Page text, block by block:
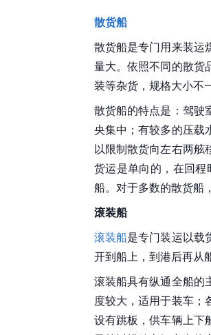
散货船
散货船是专门用来装运
量大。依照不同的散货
装等杂货，规格大小不
散货船的特点是：驾驶
央集中；有较多的压载
以限制散货向左右两舷
货运是单向的，在回
船。对于多数的散货船
滚装船
滚装船是专门装运以载
开到船上，到港后再从
滚装船具有纵通全船的
度较大，适用于装车；
设有跳板，供车辆上下